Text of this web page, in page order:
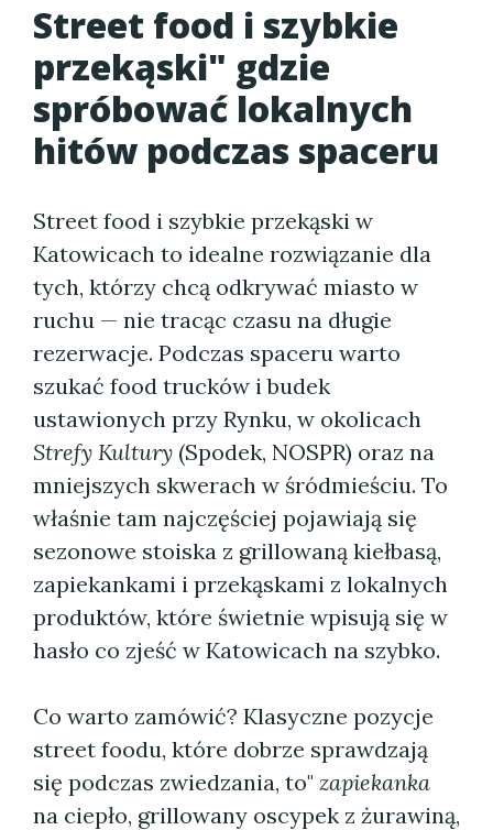
Street food i szybkie
przekąski" gdzie
spróbować lokalnych
hitów podczas spaceru
Street food i szybkie przekąski w
Katowicach to idealne rozwiązanie dla
tych, którzy chcą odkrywać miasto w
ruchu — nie tracąc czasu na długie
rezerwacje. Podczas spaceru warto
szukać food trucków i budek
ustawionych przy Rynku, w okolicach
Strefy Kultury (Spodek, NOSPR) oraz na
mniejszych skwerach w śródmieściu. To
właśnie tam najczęściej pojawiają się
sezonowe stoiska z grillowaną kiełbasą,
zapiekankami i przekąskami z lokalnych
produktów, które świetnie wpisują się w
hasło co zjeść w Katowicach na szybko.
Co warto zamówić? Klasyczne pozycje
street foodu, które dobrze sprawdzają
się podczas zwiedzania, to" zapiekanka
na ciepło, grillowany oscypek z żurawiną,